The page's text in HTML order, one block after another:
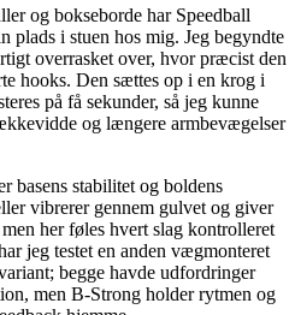
og bokseborde har Speedball
plads i stuen hos mig. Jeg begyndte
overrasket over, hvor præcist den
hooks. Den sættes op i en krog i
på få sekunder, så jeg kunne
og længere armbevægelser
basens stabilitet og boldens
vibrerer gennem gulvet og giver
her føles hvert slag kontrolleret
jeg testet en anden vægmonteret
begge havde udfordringer
men B-Strong holder rytmen og